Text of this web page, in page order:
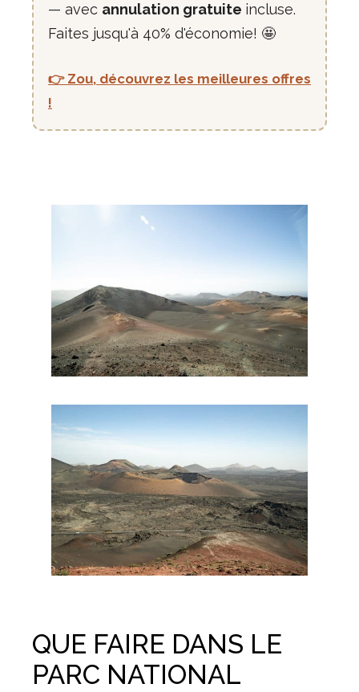
— avec annulation gratuite incluse.
Faites jusqu'à 40% d'économie! 🤩
👉 Zou, découvrez les meilleures offres
!
QUE FAIRE DANS LE
PARC NATIONAL